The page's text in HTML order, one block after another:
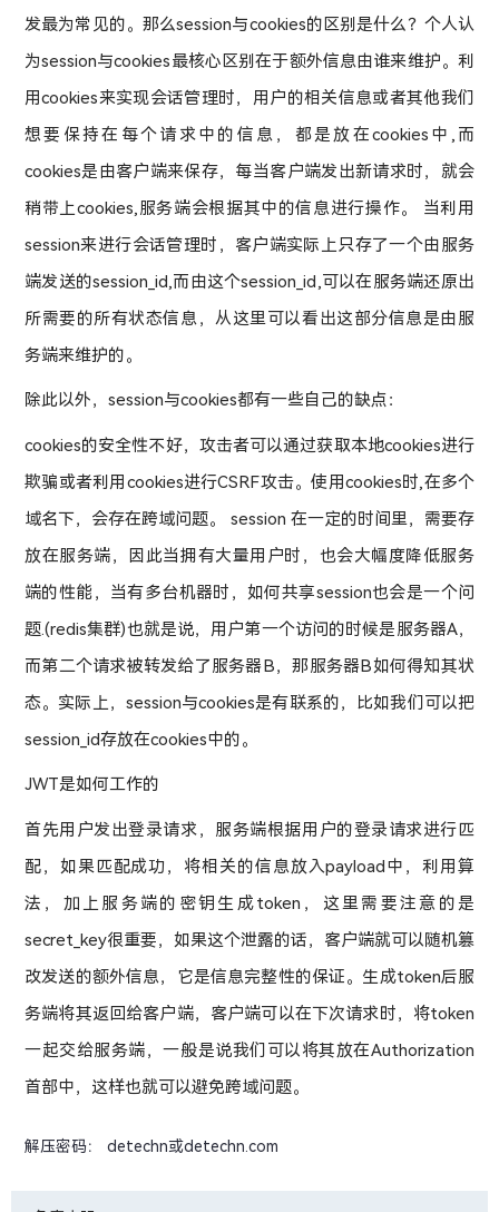
发最为常见的。那么session与cookies的区别是什么？个人认
为session与cookies最核心区别在于额外信息由谁来维护。利
用cookies来实现会话管理时，用户的相关信息或者其他我们
想要保持在每个请求中的信息，都是放在cookies中,而
cookies是由客户端来保存，每当客户端发出新请求时，就会
稍带上cookies,服务端会根据其中的信息进行操作。 当利用
session来进行会话管理时，客户端实际上只存了一个由服务
端发送的session_id,而由这个session_id,可以在服务端还原出
所需要的所有状态信息，从这里可以看出这部分信息是由服
务端来维护的。
除此以外，session与cookies都有一些自己的缺点：
cookies的安全性不好，攻击者可以通过获取本地cookies进行
欺骗或者利用cookies进行CSRF攻击。使用cookies时,在多个
域名下，会存在跨域问题。 session 在一定的时间里，需要存
放在服务端，因此当拥有大量用户时，也会大幅度降低服务
端的性能，当有多台机器时，如何共享session也会是一个问
题.(redis集群)也就是说，用户第一个访问的时候是服务器A，
而第二个请求被转发给了服务器B，那服务器B如何得知其状
态。实际上，session与cookies是有联系的，比如我们可以把
session_id存放在cookies中的。
JWT是如何工作的
首先用户发出登录请求，服务端根据用户的登录请求进行匹
配，如果匹配成功，将相关的信息放入payload中，利用算
法，加上服务端的密钥生成token，这里需要注意的是
secret_key很重要，如果这个泄露的话，客户端就可以随机篡
改发送的额外信息，它是信息完整性的保证。生成token后服
务端将其返回给客户端，客户端可以在下次请求时，将token
一起交给服务端，一般是说我们可以将其放在Authorization
首部中，这样也就可以避免跨域问题。
解压密码： detechn或detechn.com